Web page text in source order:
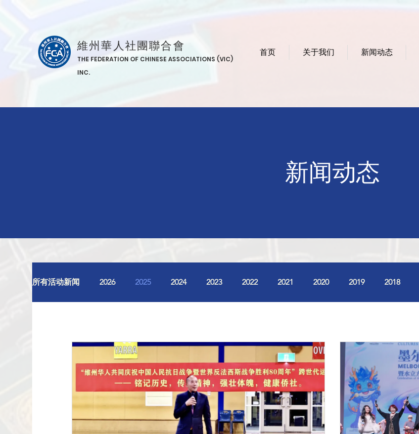
維州華人社團聯合會
THE FEDERATION OF CHINESE ASSOCIATIONS (VIC)
INC.
首页 关于我们 新闻动态
新闻动态
所有活动新闻 2026 2025 2024 2023 2022 2021 2020 2019 2018